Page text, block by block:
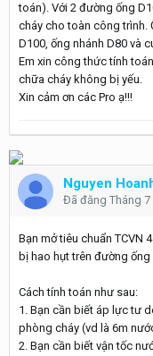
toán). Với 2 đường ống
cháy cho toàn công trình.
D100, ống nhánh D80 và
Em xin công thức tính
chữa cháy không bị yếu.
Xin cảm ơn các Pro ạ!!!
Nguyen
Đã đăng Tháng 7
Bạn mở tiêu chuẩn TCVN
bị hao hụt trên đường ống
Cách tính toán như sau:
1. Bạn cần biết áp lực tư
phòng cháy (vd là 6m
2. Bạn cần biết vận tốc